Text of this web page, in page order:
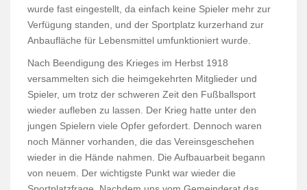
wurde fast eingestellt, da einfach keine Spieler mehr zur
Verfügung standen, und der Sportplatz kurzerhand zur
Anbaufläche für Lebensmittel umfunktioniert wurde.
Nach Beendigung des Krieges im Herbst 1918
versammelten sich die heimgekehrten Mitglieder und
Spieler, um trotz der schweren Zeit den Fußballsport
wieder aufleben zu lassen. Der Krieg hatte unter den
jungen Spielern viele Opfer gefordert. Dennoch waren
noch Männer vorhanden, die das Vereinsgeschehen
wieder in die Hände nahmen. Die Aufbauarbeit begann
von neuem. Der wichtigste Punkt war wieder die